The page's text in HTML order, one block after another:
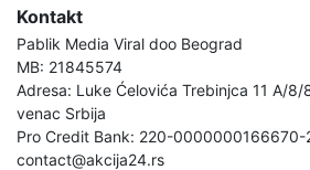
Kontakt
Pablik Media Viral doo Beograd
MB: 21845574
Adresa: Luke Ćelovića Trebinjca 11 A/
venac Srbija
Pro Credit Bank: 220-0000000166670-
contact@akcija24.rs